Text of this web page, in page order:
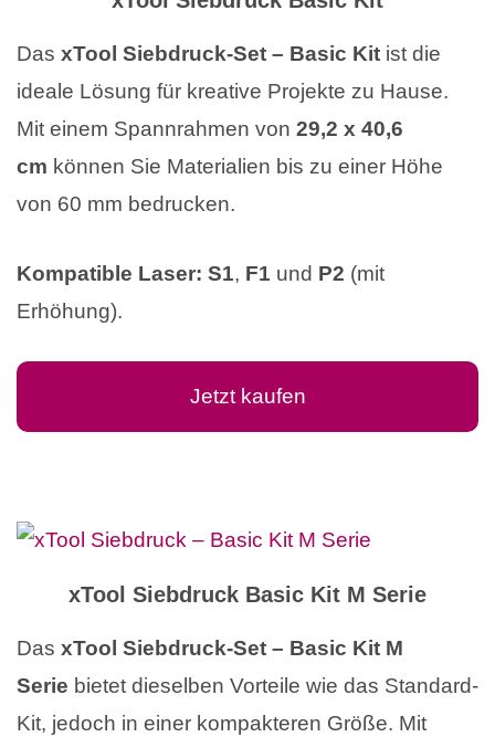
Das xTool Siebdruck-Set – Basic Kit ist die
ideale Lösung für kreative Projekte zu Hause.
Mit einem Spannrahmen von 29,2 x 40,6
cm können Sie Materialien bis zu einer Höhe
von 60 mm bedrucken.
Kompatible Laser: S1, F1 und P2 (mit
Erhöhung).
Jetzt kaufen
xTool Siebdruck Basic Kit M Serie
Das xTool Siebdruck-Set – Basic Kit M
Serie bietet dieselben Vorteile wie das Standard-
Kit, jedoch in einer kompakteren Größe. Mit